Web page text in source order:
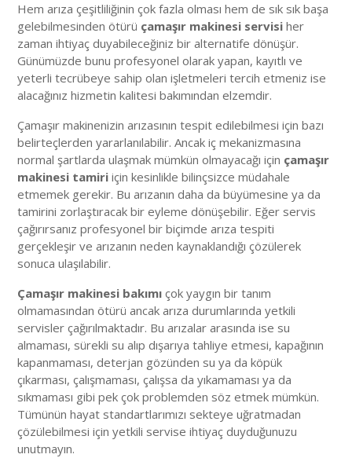
Hem arıza çeşitliliğinin çok fazla olması hem de sık sık başa
gelebilmesinden ötürü çamaşır makinesi servisi her
zaman ihtiyaç duyabileceğiniz bir alternatife dönüşür.
Günümüzde bunu profesyonel olarak yapan, kayıtlı ve
yeterli tecrübeye sahip olan işletmeleri tercih etmeniz ise
alacağınız hizmetin kalitesi bakımından elzemdir.
Çamaşır makinenizin arızasının tespit edilebilmesi için bazı
belirteçlerden yararlanılabilir. Ancak iç mekanizmasına
normal şartlarda ulaşmak mümkün olmayacağı için çamaşır
makinesi tamiri için kesinlikle bilinçsizce müdahale
etmemek gerekir. Bu arızanın daha da büyümesine ya da
tamirini zorlaştıracak bir eyleme dönüşebilir. Eğer servis
çağırırsanız profesyonel bir biçimde arıza tespiti
gerçekleşir ve arızanın neden kaynaklandığı çözülerek
sonuca ulaşılabilir.
Çamaşır makinesi bakımı çok yaygın bir tanım
olmamasından ötürü ancak arıza durumlarında yetkili
servisler çağırılmaktadır. Bu arızalar arasında ise su
almaması, sürekli su alıp dışarıya tahliye etmesi, kapağının
kapanmaması, deterjan gözünden su ya da köpük
çıkarması, çalışmaması, çalışsa da yıkamaması ya da
sıkmaması gibi pek çok problemden söz etmek mümkün.
Tümünün hayat standartlarımızı sekteye uğratmadan
çözülebilmesi için yetkili servise ihtiyaç duyduğunuzu
unutmayın.